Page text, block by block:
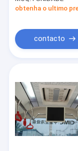
motor diesel de
obtenha o ultimo
contacto